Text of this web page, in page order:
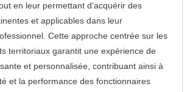
en leur permettant d’acquérir des
et applicables dans leur
Cette approche centrée sur les
territoriaux garantit une expérience de
et personnalisée, contribuant ainsi à
et la performance des fonctionnaires